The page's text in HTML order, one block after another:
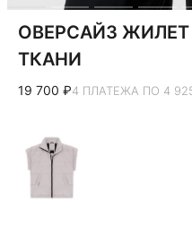
ОВЕРСАЙЗ
ТКАНИ
19 700 ₽4 ПЛАТЕЖА ПО 4